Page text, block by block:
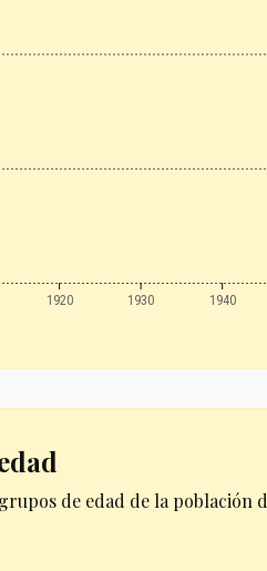
1920 1930 1940
de edad de la población